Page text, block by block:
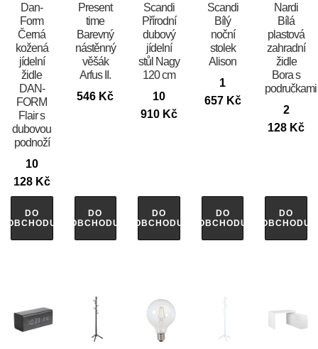
​​​​​Dan-
Form
Černá
kožená
jídelní
židle
DAN-
FORM
Flair s
dubovou
podnoží
10
128 Kč
DO
OBCHODU
Present
time
Barevný
nástěnný
věšák
Arfus II.
546 Kč
DO
OBCHODU
Scandi
Přírodní
dubový
jídelní
stůl Nagy
120 cm
10
910 Kč
DO
OBCHODU
Scandi
Bílý
noční
stolek
Alison
1
657 Kč
DO
OBCHODU
Nardi
Bílá
plastová
zahradní
židle
Bora s
područkami
2
128 Kč
DO
OBCHODU